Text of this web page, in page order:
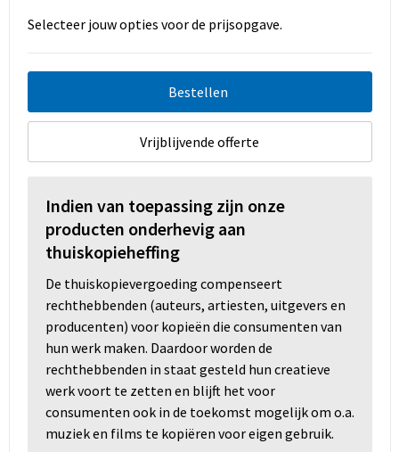
Selecteer jouw opties voor de prijsopgave.
Bestellen
Vrijblijvende offerte
Indien van toepassing zijn onze
producten onderhevig aan
thuiskopieheffing
De thuiskopievergoeding compenseert
rechthebbenden (auteurs, artiesten, uitgevers en
producenten) voor kopieën die consumenten van
hun werk maken. Daardoor worden de
rechthebbenden in staat gesteld hun creatieve
werk voort te zetten en blijft het voor
consumenten ook in de toekomst mogelijk om o.a.
muziek en films te kopiëren voor eigen gebruik.